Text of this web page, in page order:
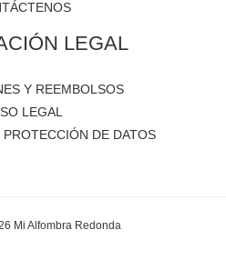
LEGAL
Y REEMBOLSOS
LEGAL
DE DATOS
Mi Alfombra Redonda